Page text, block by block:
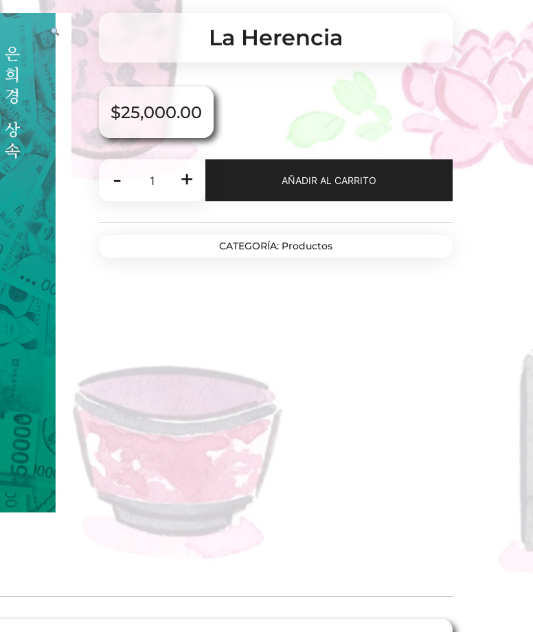
La Herencia
$25,000.00
-
Herencia+ AÑADIR AL CARRITO
CATEGORÍA: Productos